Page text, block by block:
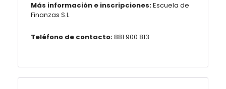
Más información e inscripciones:Escuela de
Finanzas S.L
Teléfono de contacto:881 900 813